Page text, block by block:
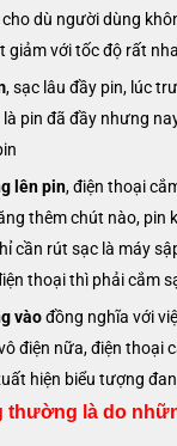
dù người dùng
giảm với tốc độ rất
, sạc lâu đầy pin, lúc
pin đã đầy nhưng
lên pin, điện thoại
thêm chút nào, pin
cần rút sạc là máy
thoại thì phải cắm
vàođồng nghĩa với
điện nữa, điện thoại
hiện biểu tượng
thường là do